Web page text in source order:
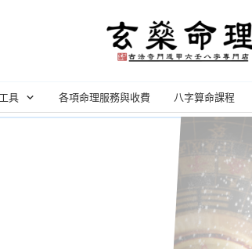
具 各項命理服務與收費 八字算命課程